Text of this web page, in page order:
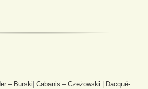
– Burski Cabanis – Czeżowski
Dacqué-